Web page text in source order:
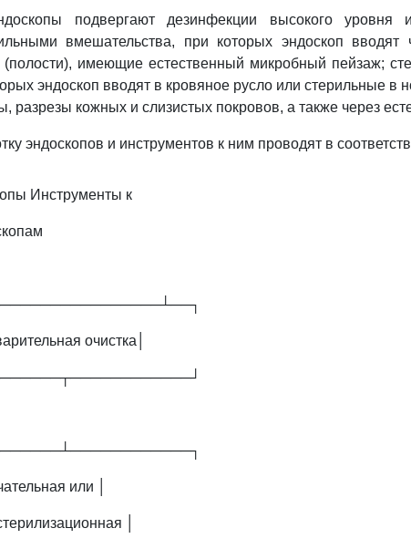
подвергают дезинфекции высокого уровня
вмешательства, при которых эндоскоп вводят
(полости), имеющие естественный микробный пейзаж;
эндоскоп вводят в кровяное русло или стерильные в
разрезы кожных и слизистых покровов, а также через
эндоскопов и инструментов к ним проводят в
Инструменты к
очистка│
или │
│